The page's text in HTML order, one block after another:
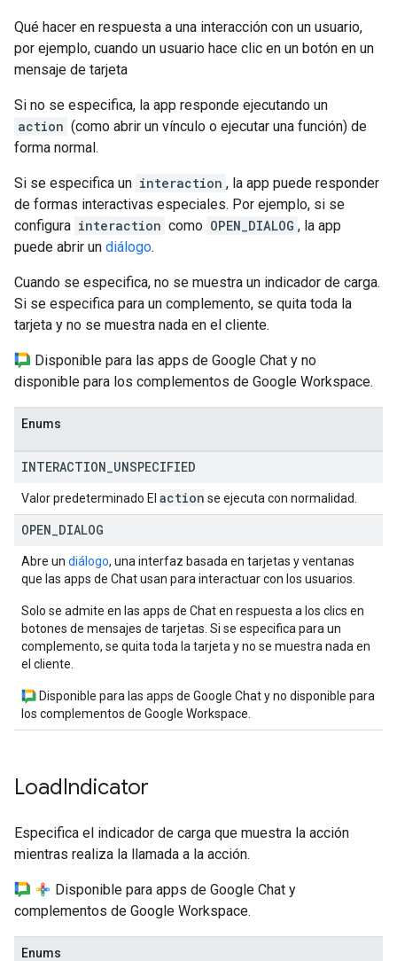
Qué hacer en respuesta a una interacción con un usuario,
por ejemplo, cuando un usuario hace clic en un botón en un
mensaje de tarjeta
Si no se especifica, la app responde ejecutando un
action (como abrir un vínculo o ejecutar una función) de
forma normal.
Si se especifica un interaction , la app puede responder
de formas interactivas especiales. Por ejemplo, si se
configura interaction como OPEN_DIALOG , la app
puede abrir un diálogo.
Cuando se especifica, no se muestra un indicador de carga.
Si se especifica para un complemento, se quita toda la
tarjeta y no se muestra nada en el cliente.
Disponible para las apps de Google Chat y no
disponible para los complementos de Google Workspace.
Enums
INTERACTION UNSPECIFIED
Valor predeterminado El action se ejecuta con normalidad.
OPEN DIALOG
Abre un diálogo, una interfaz basada en tarjetas y ventanas
que las apps de Chat usan para interactuar con los usuarios.
Solo se admite en las apps de Chat en respuesta a los clics en
botones de mensajes de tarjetas. Si se especifica para un
complemento, se quita toda la tarjeta y no se muestra nada en
el cliente.
Disponible para las apps de Google Chat y no disponible para
los complementos de Google Workspace.
LoadIndicator
Especifica el indicador de carga que muestra la acción
mientras realiza la llamada a la acción.
Disponible para apps de Google Chat y
complementos de Google Workspace.
Enums